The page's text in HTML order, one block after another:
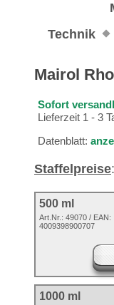
Technik
Mairol
Sofort
Lieferzeit 1 - 3
Datenblatt:
Staffelpreise
500 ml
Art.Nr.: 49070 / EAN:
4009398900707
1000 ml